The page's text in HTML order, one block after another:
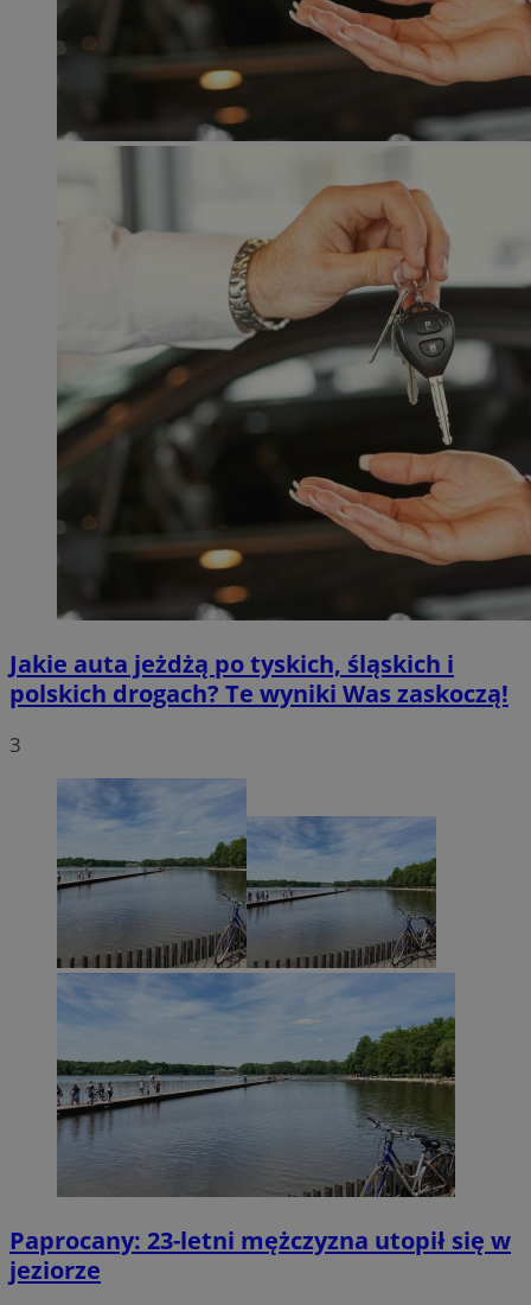
Jakie auta jeżdżą po tyskich, śląskich i
polskich drogach? Te wyniki Was zaskoczą!
3
Paprocany: 23-letni mężczyzna utopił się w
jeziorze